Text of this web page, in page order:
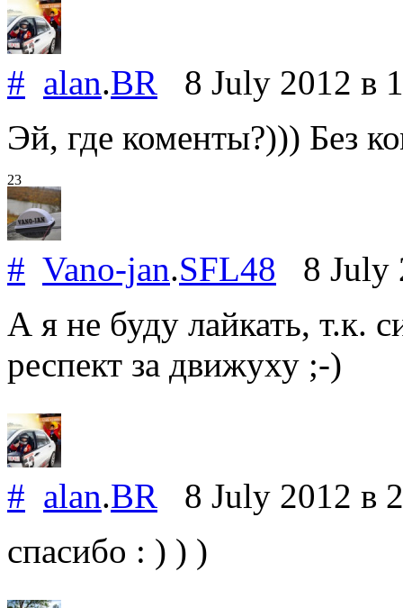
# alan.BR 8 July 2012 в
Эй, где коменты?))) Без
23
# Vano-jan.SFL48 8 July
А я не буду лайкать,
респект за движуху ;-)
# alan.BR 8 July 2012 в
спасибо : ) ) )